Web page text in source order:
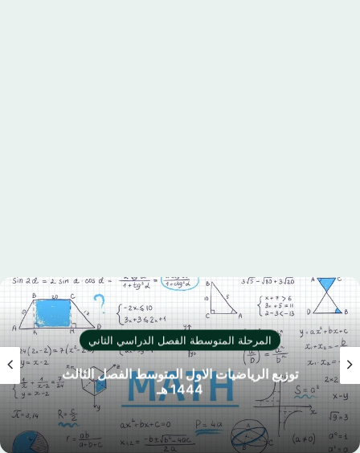
المرحلة المتوسطة الفصل الدراسي الثاني
توزيع الرياضيات الاول المتوسط الفصل الثالث
1444 هـ